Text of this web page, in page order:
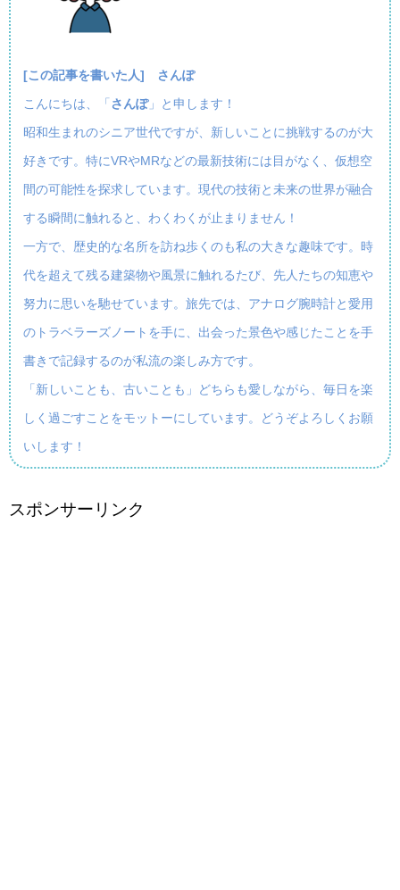
[この記事を書いた人] さんぽ
こんにちは、「 さんぽ」と申します！
昭和生まれのシニア世代ですが、新しいことに挑戦するのが大
好きです。特にVRやMRなどの最新技術には目がなく、仮想空
間の可能性を探求しています。現代の技術と未来の世界が融合
する瞬間に触れると、わくわくが止まりません！
一方で、歴史的な名所を訪ね歩くのも私の大きな趣味です。時
代を超えて残る建築物や風景に触れるたび、先人たちの知恵や
努力に思いを馳せています。旅先では、アナログ腕時計と愛用
のトラベラーズノートを手に、出会った景色や感じたことを手
書きで記録するのが私流の楽しみ方です。
「新しいことも、古いことも」どちらも愛しながら、毎日を楽
しく過ごすことをモットーにしています。どうぞよろしくお願
いします！
スポンサーリンク